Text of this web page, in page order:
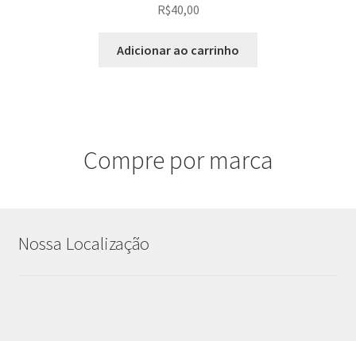
R$40,00
Adicionar ao carrinho
Compre por marca
Nossa Localização